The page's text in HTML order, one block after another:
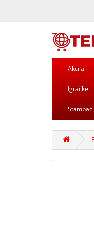
Akcija
Igračke